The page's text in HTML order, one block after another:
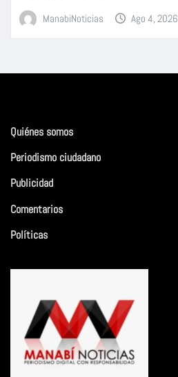
ManabiNoticias Ago 4, 2026
Quiénes somos
Periodismo ciudadano
Publicidad
Comentarios
Políticas